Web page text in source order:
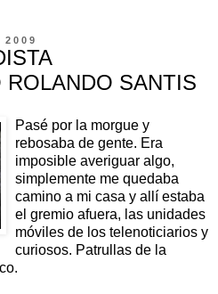
ROLANDO SANTIS
Pasé por la morgue y
rebosaba de gente. Era
imposible averiguar algo,
simplemente me quedaba
camino a mi casa y allí estaba
el gremio afuera, las unidades
móviles de los telenoticiarios y
curiosos. Patrullas de la